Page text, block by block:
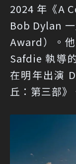
2024 年《A
Bob Dylan
Award）。
Safdie 執導
在明年出演
丘：第三部》